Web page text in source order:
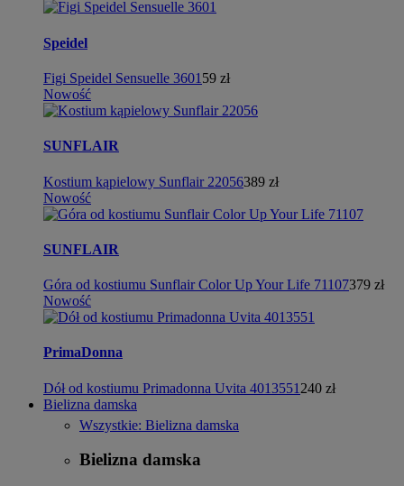
Speidel
Figi Speidel Sensuelle 3601 59 zł
Nowość
SUNFLAIR
Kostium kąpielowy Sunflair 22056389 zł
Nowość
SUNFLAIR
Góra od kostiumu Sunflair Color Up Your Life 71107379 zł
Nowość
PrimaDonna
Dół od kostiumu Primadonna Uvita 4013551 240 zł
Bielizna damska
Wszystkie: Bielizna damska
Bielizna damska